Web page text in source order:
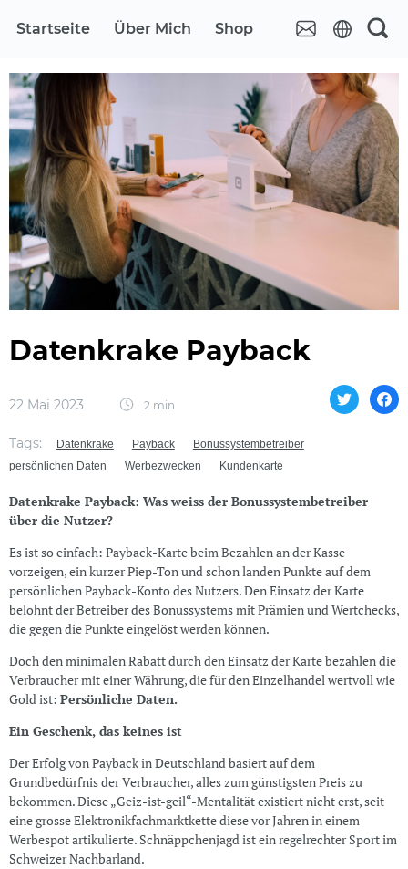
Startseite Über Mich Shop
Datenkrake Payback
22 Mai 2023 2 min
Tags: Datenkrake Payback
Bonussystembetreiber
persönlichen Daten
Werbezwecken Kundenkarte
Datenkrake Payback: Was weiss der Bonussystembetreiber
über die Nutzer?
Es ist so einfach: Payback-Karte beim Bezahlen an der Kasse
vorzeigen, ein kurzer Piep-Ton und schon landen Punkte auf dem
persönlichen Payback-Konto des Nutzers. Den Einsatz der Karte
belohnt der Betreiber des Bonussystems mit Prämien und Wertchecks,
die gegen die Punkte eingelöst werden können.
Doch den minimalen Rabatt durch den Einsatz der Karte bezahlen die
Verbraucher mit einer Währung, die für den Einzelhandel wertvoll wie
Gold ist: Persönliche Daten.
Ein Geschenk, das keines ist
Der Erfolg von Payback in Deutschland basiert auf dem
Grundbedürfnis der Verbraucher, alles zum günstigsten Preis zu
bekommen. Diese „Geiz-ist-geil“-Mentalität existiert nicht erst, seit
eine grosse Elektronikfachmarktkette diese vor Jahren in einem
Werbespot artikulierte. Schnäppchenjagd ist ein regelrechter Sport im
Schweizer Nachbarland.